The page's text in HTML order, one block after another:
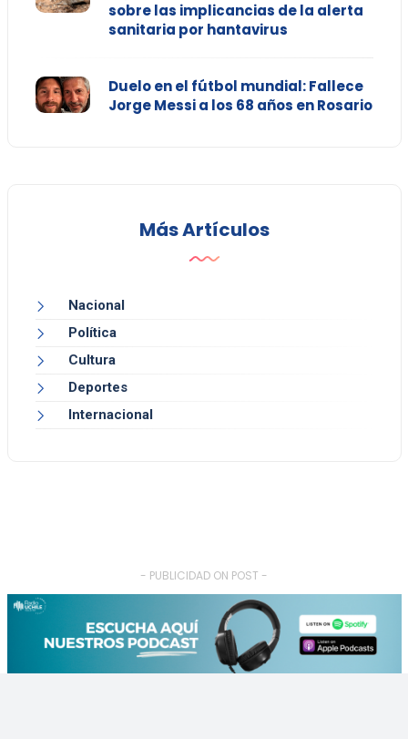
sobre las implicancias de la alerta
sanitaria por hantavirus
Duelo en el fútbol mundial: Fallece
Jorge Messi a los 68 años en Rosario
Más Artículos
Nacional
Política
Cultura
Deportes
Internacional
- PUBLICIDAD ON POST -